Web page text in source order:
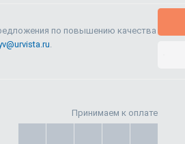
по повышению качества
.
Принимаем к оплате